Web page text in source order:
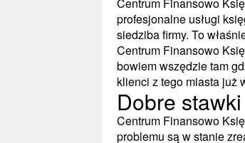
profesjonalne usługi
siedziba firmy. To
Centrum Finansowo
bowiem wszędzie tam
klienci z tego miasta już
Dobre
Centrum Finansowo
problemu są w stanie